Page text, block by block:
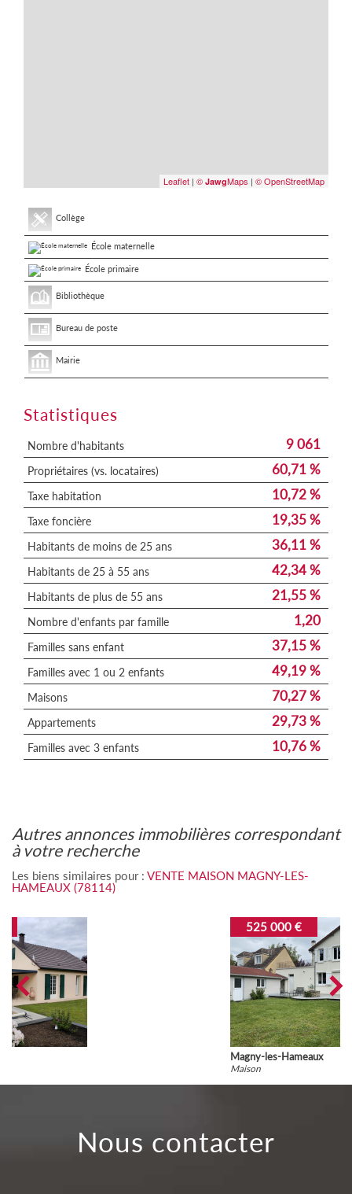
Leaflet | © JawgMaps | © OpenStreetMap
Collège
École maternelle
École primaire
Bibliothèque
Bureau de poste
Mairie
Statistiques
Nombre d'habitants 9 061
Propriétaires (vs. locataires) 60,71 %
Taxe habitation 10,72 %
Taxe foncière 19,35 %
Habitants de moins de 25 ans 36,11 %
Habitants de 25 à 55 ans 42,34 %
Habitants de plus de 55 ans 21,55 %
Nombre d'enfants par famille 1,20
Familles sans enfant 37,15 %
Familles avec 1 ou 2 enfants 49,19 %
Maisons 70,27 %
Appartements 29,73 %
Familles avec 3 enfants 10,76 %
autres annonces immobilières correspondant
à votre recherche
Les biens similaires pour : VENTE MAISON MAGNY-LES-
HAMEAUX (78114)
nous contacter